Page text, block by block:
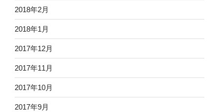
2018年2月
2018年1月
2017年12月
2017年11月
2017年10月
2017年9月